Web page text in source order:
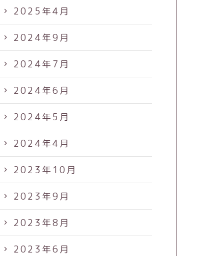
2025年4月
2024年9月
2024年7月
2024年6月
2024年5月
2024年4月
2023年10月
2023年9月
2023年8月
2023年6月